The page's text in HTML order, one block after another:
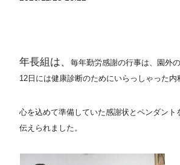
年長組は、 毎年勤労感謝の行事は、 園外
12日には健康診断のためにいらっしゃった
心を込めて準備していた感謝状とペンダント
伝えられました。